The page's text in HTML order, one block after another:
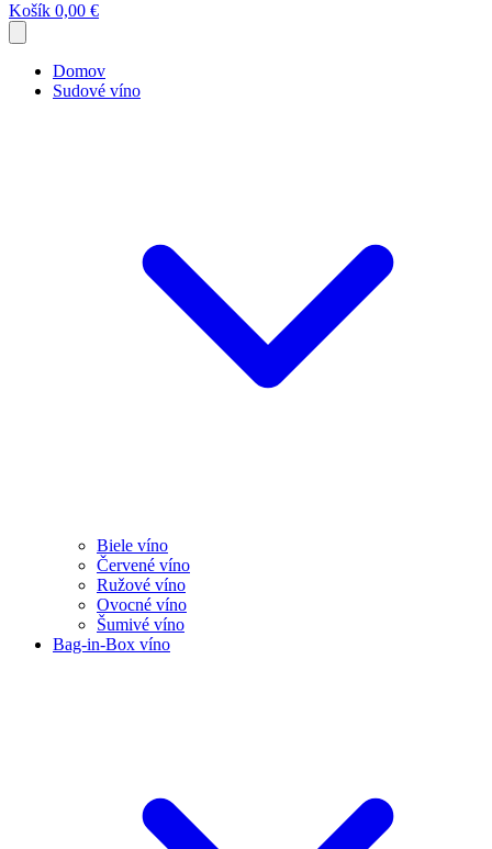
Košík 0,00 €
Domov
Sudové víno
Biele víno
Červené víno
Ružové víno
Ovocné víno
Šumivé víno
Bag-in-Box víno